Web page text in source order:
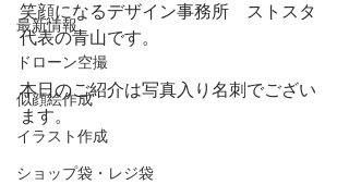
最新情報
ドローン空撮
似顔絵作成
イラスト作成
ショップ袋・レジ袋
笑顔になるデザイン事務所　ストスタ
代表の青山です。
本日のご紹介は写真入り名刺でござい
ます。